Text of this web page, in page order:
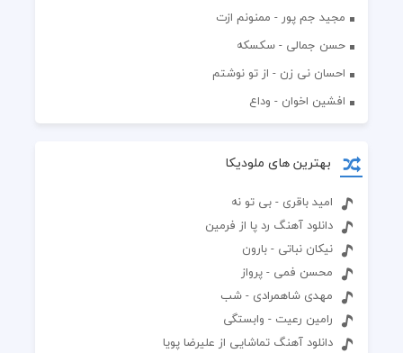
مجید جم پور - ممنونم ازت
حسن جمالی - سکسکه
احسان نی زن - از تو نوشتم
افشين اخوان - وداع
بهترین های ملودیکا
امید باقری - بی تو نه
دانلود آهنگ رد پا از فرمین
نیکان نباتی - بارون
محسن فمی - پرواز
مهدی شاهمرادی - شب
رامین رعیت - وابستگی
دانلود آهنگ تماشایی از علیرضا پویا